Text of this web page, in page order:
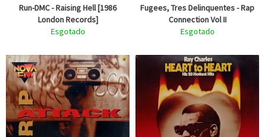
Run-DMC - Raising Hell [1986
London Records]
Esgotado
Fugees, Tres Delinquentes - Rap
Connection Vol II
Esgotado